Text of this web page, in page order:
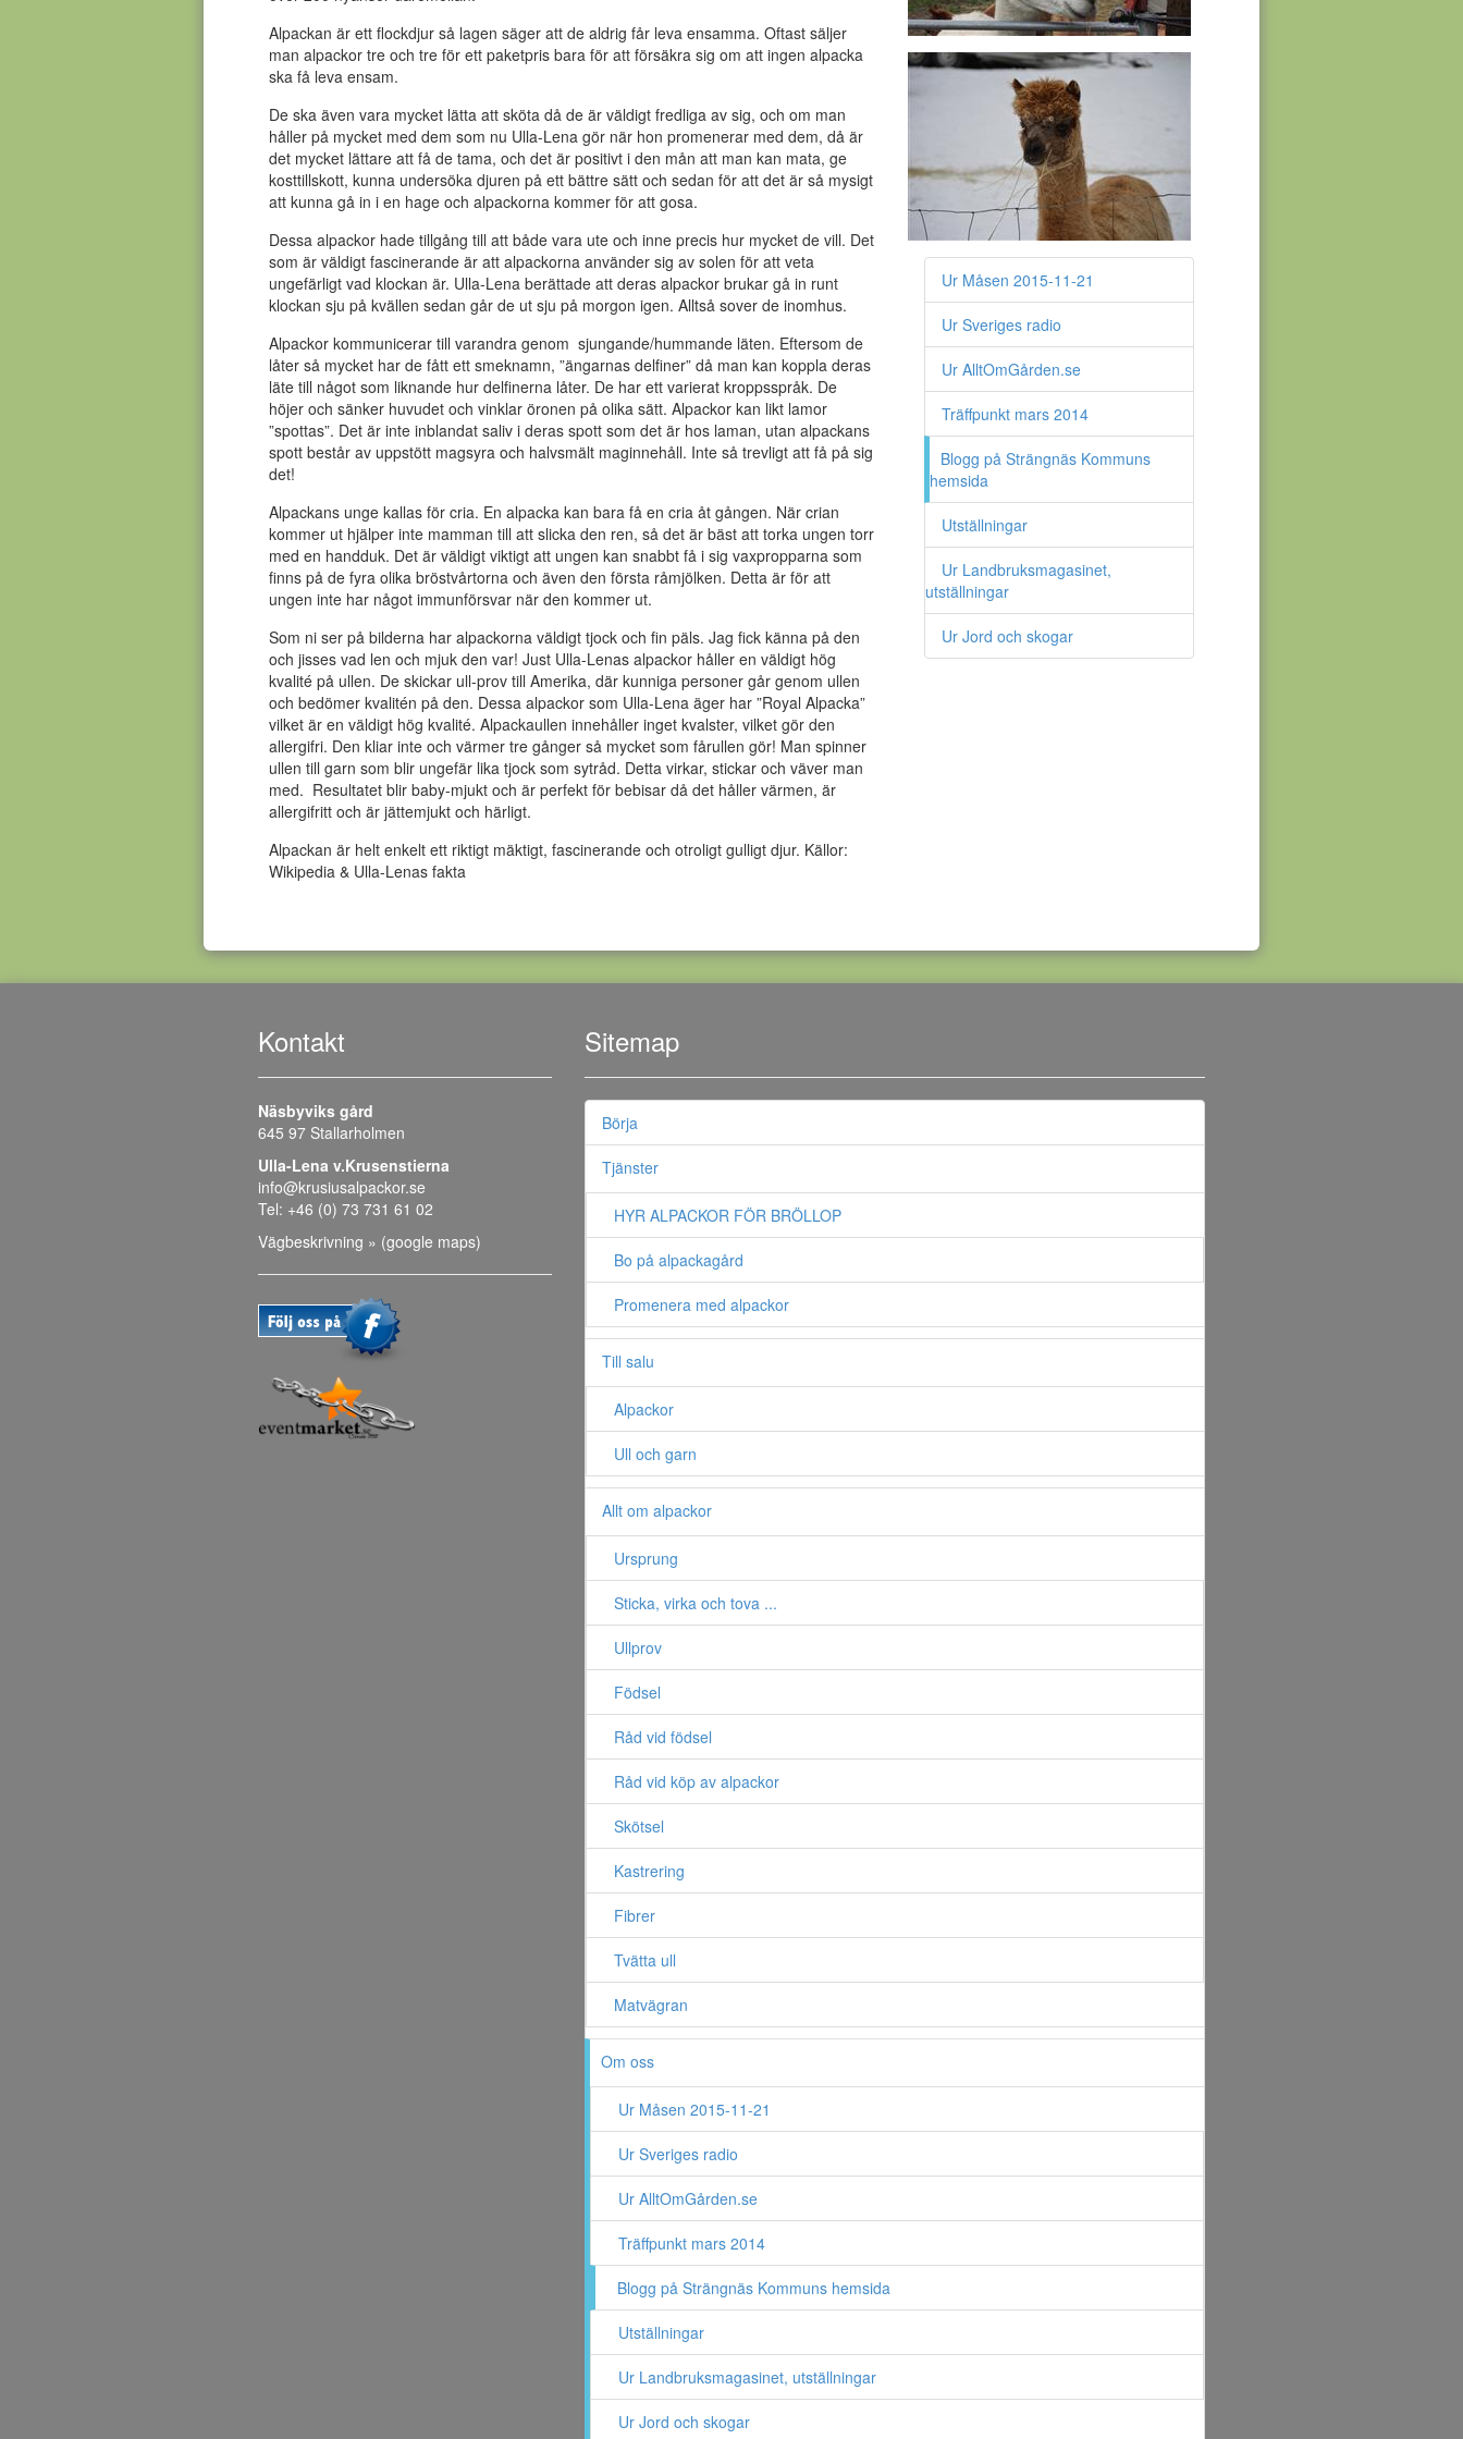
Alpackan är ett flockdjur så lagen säger att de aldrig får leva ensamma. Oftast säljer
man alpackor tre och tre för ett paketpris bara för att försäkra sig om att ingen alpacka
ska få leva ensam.
De ska även vara mycket lätta att sköta då de är väldigt fredliga av sig, och om man
håller på mycket med dem som nu Ulla-Lena gör när hon promenerar med dem, då är
det mycket lättare att få de tama, och det är positivt i den mån att man kan mata, ge
kosttillskott, kunna undersöka djuren på ett bättre sätt och sedan för att det är så mysigt
att kunna gå in i en hage och alpackorna kommer för att gosa.
Dessa alpackor hade tillgång till att både vara ute och inne precis hur mycket de vill. Det
som är väldigt fascinerande är att alpackorna använder sig av solen för att veta
ungefärligt vad klockan är. Ulla-Lena berättade att deras alpackor brukar gå in runt
klockan sju på kvällen sedan går de ut sju på morgon igen. Alltså sover de inomhus.
Alpackor kommunicerar till varandra genom sjungande/hummande läten. Eftersom de
låter så mycket har de fått ett smeknamn, ”ängarnas delfiner” då man kan koppla deras
läte till något som liknande hur delfinerna låter. De har ett varierat kroppsspråk. De
höjer och sänker huvudet och vinklar öronen på olika sätt. Alpackor kan likt lamor
”spottas”. Det är inte inblandat saliv i deras spott som det är hos laman, utan alpackans
spott består av uppstött magsyra och halvsmält maginnehåll. Inte så trevligt att få på sig
det!
Alpackans unge kallas för cria. En alpacka kan bara få en cria åt gången. När crian
kommer ut hjälper inte mamman till att slicka den ren, så det är bäst att torka ungen torr
med en handduk. Det är väldigt viktigt att ungen kan snabbt få i sig vaxpropparna som
finns på de fyra olika bröstvårtorna och även den första råmjölken. Detta är för att
ungen inte har något immunförsvar när den kommer ut.
Som ni ser på bilderna har alpackorna väldigt tjock och fin päls. Jag fick känna på den
och jisses vad len och mjuk den var! Just Ulla-Lenas alpackor håller en väldigt hög
kvalité på ullen. De skickar ull-prov till Amerika, där kunniga personer går genom ullen
och bedömer kvalitén på den. Dessa alpackor som Ulla-Lena äger har ”Royal Alpacka”
vilket är en väldigt hög kvalité. Alpackaullen innehåller inget kvalster, vilket gör den
allergifri. Den kliar inte och värmer tre gånger så mycket som fårullen gör! Man spinner
ullen till garn som blir ungefär lika tjock som sytråd. Detta virkar, stickar och väver man
med. Resultatet blir baby-mjukt och är perfekt för bebisar då det håller värmen, är
allergifritt och är jättemjukt och härligt.
Alpackan är helt enkelt ett riktigt mäktigt, fascinerande och otroligt gulligt djur. Källor:
Wikipedia & Ulla-Lenas fakta
Ur Måsen 2015-11-21
Ur Sveriges radio
Ur AlltOmGården.se
Träffpunkt mars 2014
Blogg på Strängnäs Kommuns
hemsida
Utställningar
Ur Landbruksmagasinet,
utställningar
Ur Jord och skogar
Kontakt
Näsbyviks gård
645 97 Stallarholmen
Ulla-Lena v.Krusenstierna
info@krusiusalpackor.se
Tel: +46 (0) 73 731 61 02
Vägbeskrivning » (google maps)
Sitemap
Börja
Tjänster
HYR ALPACKOR FÖR BRÖLLOP
Bo på alpackagård
Promenera med alpackor
Till salu
Alpackor
Ull och garn
Allt om alpackor
Ursprung
Sticka, virka och tova ...
Ullprov
Födsel
Råd vid födsel
Råd vid köp av alpackor
Skötsel
Kastrering
Fibrer
Tvätta ull
Matvägran
Om oss
Ur Måsen 2015-11-21
Ur Sveriges radio
Ur AlltOmGården.se
Träffpunkt mars 2014
Blogg på Strängnäs Kommuns hemsida
Utställningar
Ur Landbruksmagasinet, utställningar
Ur Jord och skogar